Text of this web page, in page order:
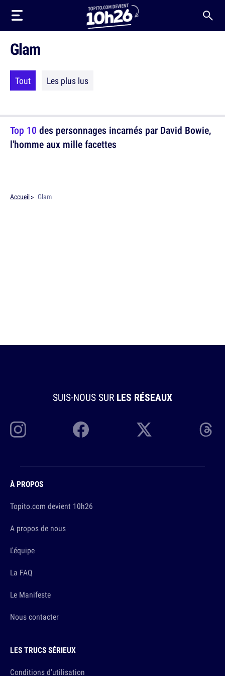
Glam
Tout Les plus lus
Top 10 des personnages incarnés par David Bowie,
l'homme aux mille facettes
Accueil Glam
SUIS-NOUS SUR LES RÉSEAUX
À PROPOS
Topito.com devient 10h26
A propos de nous
L'équipe
La FAQ
Le Manifeste
Nous contacter
LES TRUCS SÉRIEUX
Conditions d'utilisation